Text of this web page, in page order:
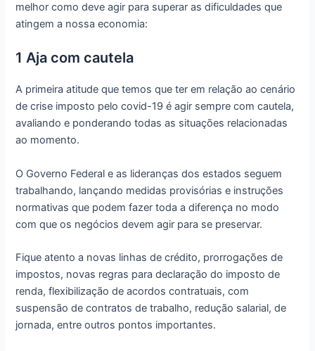
melhor como deve agir para superar as dificuldades que
atingem a nossa economia:
1 Aja com cautela
A primeira atitude que temos que ter em relação ao cenário
de crise imposto pelo covid-19 é agir sempre com cautela,
avaliando e ponderando todas as situações relacionadas
ao momento.
O Governo Federal e as lideranças dos estados seguem
trabalhando, lançando medidas provisórias e instruções
normativas que podem fazer toda a diferença no modo
com que os negócios devem agir para se preservar.
Fique atento a novas linhas de crédito, prorrogações de
impostos, novas regras para declaração do imposto de
renda, flexibilização de acordos contratuais, com
suspensão de contratos de trabalho, redução salarial, de
jornada, entre outros pontos importantes.